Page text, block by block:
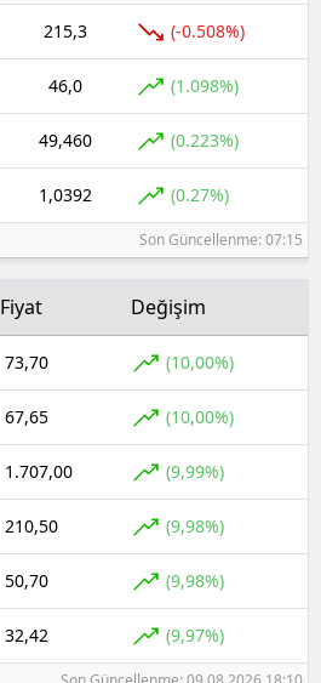
215,3 (-0.508%)
46,0 (1.098%)
49,460 (0.223%)
1,0392 (0.27%)
Son Güncellenme: 07:15
Fiyat Değişim
73,70 (10,00%)
67,65 (10,00%)
1.707,00 (9,99%)
210,50 (9,98%)
50,70 (9,98%)
32,42 (9,97%)